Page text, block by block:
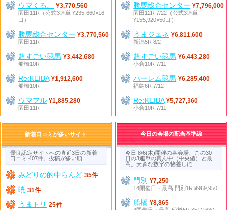
ウマくる。
¥3,770,560
園田11R（公式3連単 ¥235,660×16
口）
勝馬総合センター ¥3,770,560
園田11R
超すごい競馬 ¥3,442,680
船橋10R
Re:KEIBA ¥1,912,600
船橋10R
ウマフル ¥1,885,280
園田11R
勝馬総合センター ¥7,796,000
園田12R 7/22（公式3連単
¥155,920×50口）
うまジェネ ¥6,811,600
新潟5R 8/2
超すごい競馬 ¥6,443,280
小倉10R 7/11
ハーレム競馬 ¥6,285,400
福島6R 7/12
Re:KEIBA ¥5,727,360
小倉10R 7/11
新着口コミが多いサイト
優良認定サイトへの直近3日の新着
口コミ 407件。投稿が多い順
みどりの的中らんど 35件
暁 31件
うまトリ 25件
今日の会場の配当基準線
今日 8/6(木)開催の各会場、この30
日の3連単の真ん中（中央値）と最
高。大きな数字の物差しに
門別¥7,250
14開催日・最高 門別1R ¥969,950
船橋¥8,865